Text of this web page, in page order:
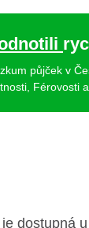
půjček v
Férovosti
dostupná